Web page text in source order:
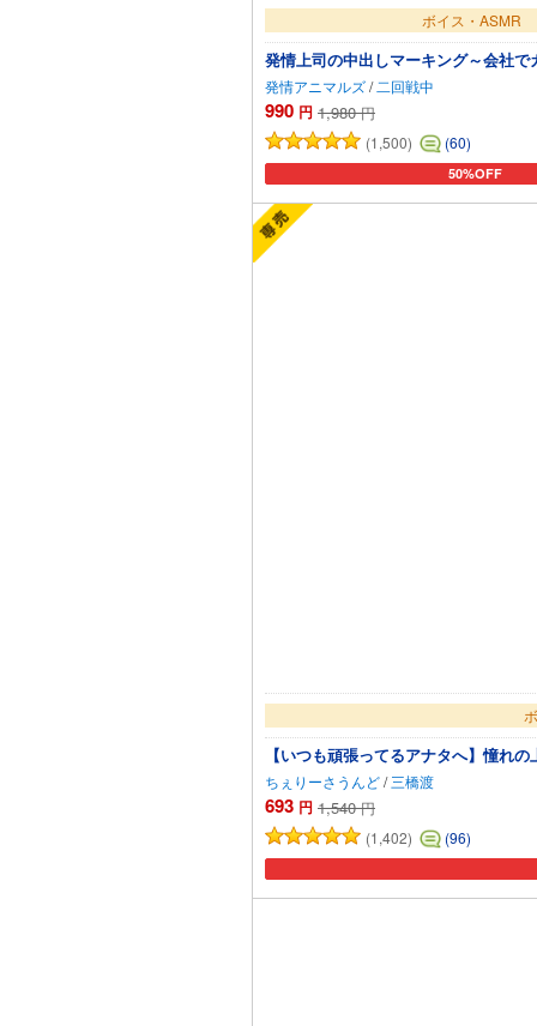
ボイス・ASMR
発情上司の中出しマーキング～会社
発情アニマルズ/ 二回戦中
990 円 1,980 円
(1,500)
(60)
50%OFF
カートに追加
【いつも頑張ってるアナタへ】憧れ
ちぇりーさうんど/ 三橋渡
693 円 1,540 円
(1,402)
(96)